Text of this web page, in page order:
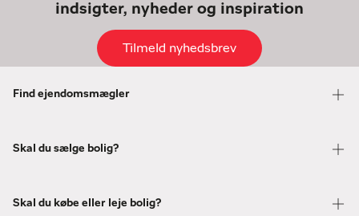
indsigter, nyheder og inspiration
Tilmeld nyhedsbrev
Find ejendomsmægler
Skal du sælge bolig?
Skal du købe eller leje bolig?